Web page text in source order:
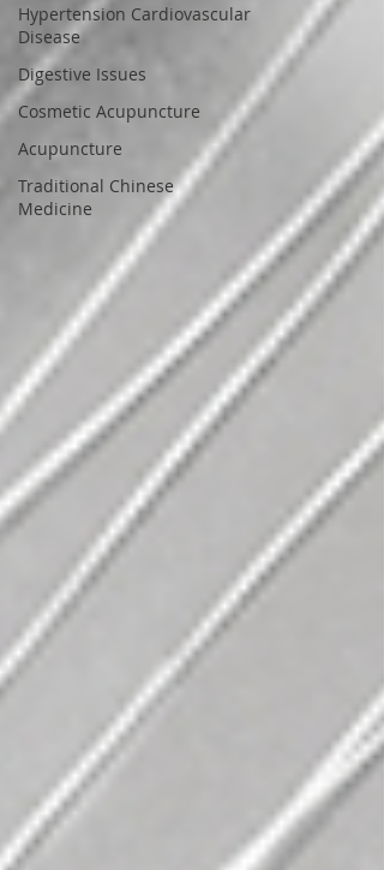
Hypertension Cardiovascular
Disease
Digestive Issues
Cosmetic Acupuncture
Acupuncture
Traditional Chinese
Medicine